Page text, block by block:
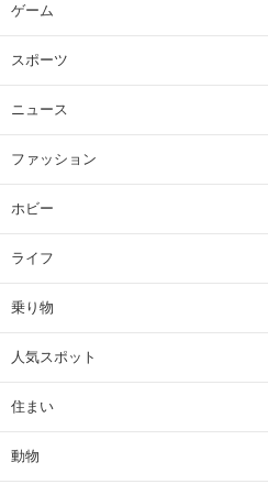
ゲーム
スポーツ
ニュース
ファッション
ホビー
ライフ
乗り物
人気スポット
住まい
動物